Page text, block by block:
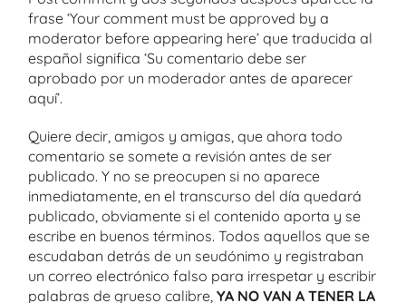
frase ‘Your comment must be approved by a
moderator before appearing here’ que traducida al
español significa ‘Su comentario debe ser
aprobado por un moderador antes de aparecer
aquí’.
Quiere decir, amigos y amigas, que ahora todo
comentario se somete a revisión antes de ser
publicado. Y no se preocupen si no aparece
inmediatamente, en el transcurso del día quedará
publicado, obviamente si el contenido aporta y se
escribe en buenos términos. Todos aquellos que se
escudaban detrás de un seudónimo y registraban
un correo electrónico falso para irrespetar y escribir
palabras de grueso calibre, YA NO VAN A TENER LA